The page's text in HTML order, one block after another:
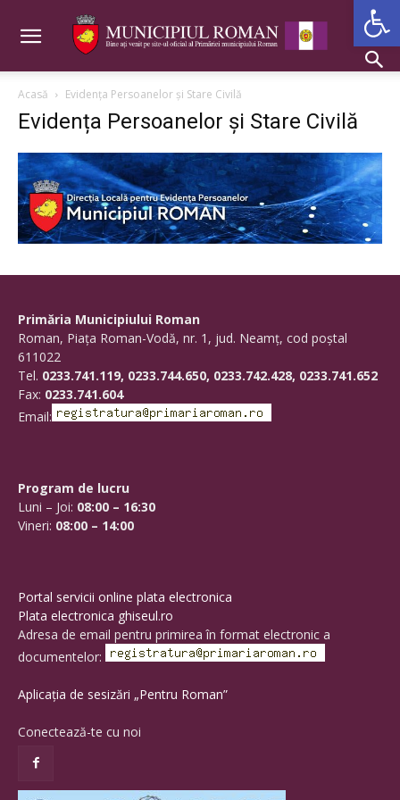
Acasă Evidența Persoanelor și Stare Civilă
Evidența Persoanelor și Stare Civilă
Primăria Municipiului Roman
Roman, Piaţa Roman-Vodă, nr. 1, jud. Neamţ, cod poştal
611022
Tel. 0233.741.119, 0233.744.650, 0233.742.428, 0233.741.652
Fax: 0233.741.604
Email:
Program de lucru
Luni – Joi: 08:00 – 16:30
Vineri: 08:00 – 14:00
Portal servicii online plata electronica
Plata electronica ghiseul.ro
Adresa de email pentru primirea în format electronic a
documentelor:
Aplicația de sesizări „Pentru Roman”
Conectează-te cu noi